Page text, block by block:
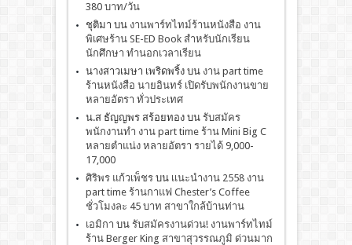
380 บาท/วัน
ชุติมา บน งานพาร์ทไทม์ร้านหนังสือ งาน
พิเศษร้าน SE-ED Book สำหรับนักเรียน
นักศึกษา ทำนอกเวลาเรียน
นางสาวเมษา เพริดพริ้งบน งาน part time
ร้านหนังสือ นายอินทร์ เปิดรับพนักงานขาย
หลายอัตรา ทั่วประเทศ
น.ส ธัญญพร สร้อยทองบน รับสมัคร
พนักงานทำ งาน part time ร้าน Mini Big C
หลายตำแน่ง หลายอัตรา รายได้ 9,000-
17,000
ศิริพร แก้วเพ็ชรบน เเนะนำงาน 2558 งาน
part time ร้านกาแฟ Chester’s Coffee
ชั่วโมงละ 45 บาท สาขาใกล้บ้านท่าน
เอมิกา บน รับสมัครงานด่วน! งานพาร์ทไทม์
ร้าน Berger King สาขาสุวรรณภูมิ ด่วนมาก